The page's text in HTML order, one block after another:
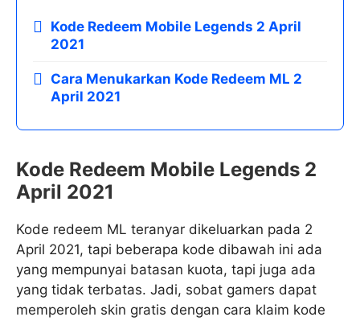
Kode Redeem Mobile Legends 2 April
2021
Cara Menukarkan Kode Redeem ML 2
April 2021
Kode Redeem Mobile Legends 2
April 2021
Kode redeem ML teranyar dikeluarkan pada 2
April 2021, tapi beberapa kode dibawah ini ada
yang mempunyai batasan kuota, tapi juga ada
yang tidak terbatas. Jadi, sobat gamers dapat
memperoleh skin gratis dengan cara klaim kode